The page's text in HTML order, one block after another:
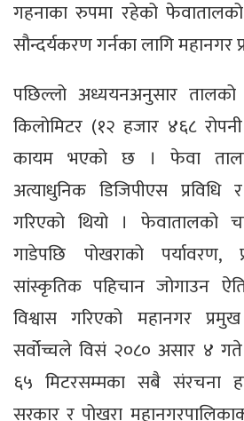
गहनाका रुपमा रहेको
सौन्दर्यकरण गर्नका लागि महानगर
पछिल्लो अध्ययनअनुसार तालको
किलोमिटर (१२ हजार ४६८
कायम भएको छ । फेवा
अत्याधुनिक डिजिपीएस प्रविधि
गरिएको थियो । फेवातालको
गाडेपछि पोखराको पर्यावरण,
सांस्कृतिक पहिचान जोगाउन
विश्वास गरिएको महानगर
सर्वोच्चले विसं २०८० असार ४
६५ मिटरसम्मका सबै संरचना
सरकार र पोखरा